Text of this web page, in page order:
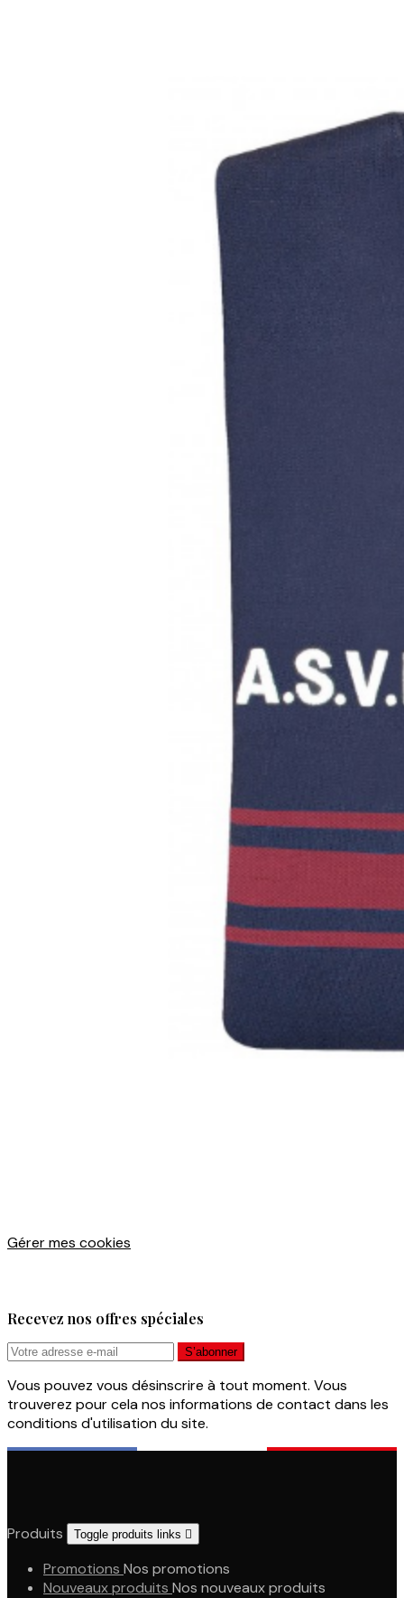
Gérer mes cookies
Recevez nos offres spéciales
Vous pouvez vous désinscrire à tout moment. Vous
trouverez pour cela nos informations de contact dans les
conditions d'utilisation du site.
Produits Toggle produits links 
Promotions Nos promotions
Nouveaux produits Nos nouveaux produits